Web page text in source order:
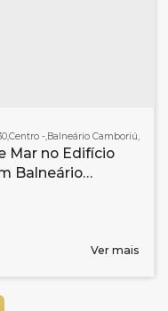
Mar no Edifício
Balneário
,Centro ,Balneário Camboriú,
Ver mais